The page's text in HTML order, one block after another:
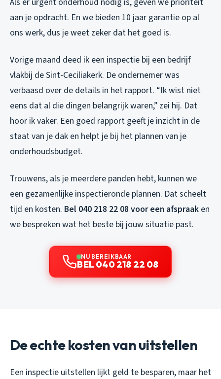
aan je opdracht. En we bieden 10 jaar garantie op al
ons werk, dus je weet zeker dat het goed is.
Vorige maand deed ik een inspectie bij een bedrijf
vlakbij de Sint-Ceciliakerk. De ondernemer was
verbaasd over de details in het rapport. “Ik wist niet
eens dat al die dingen belangrijk waren,” zei hij. Dat
hoor ik vaker. Een goed rapport geeft je inzicht in de
staat van je dak en helpt je bij het plannen van je
onderhoudsbudget.
Trouwens, als je meerdere panden hebt, kunnen we
een gezamenlijke inspectieronde plannen. Dat scheelt
tijd en kosten. Bel 040 218 22 08 voor een afspraak en
we bespreken wat het beste bij jouw situatie past.
NU BEREIKBAAR
BEL 040 218 22 08
De echte kosten van uitstellen
Een inspectie uitstellen lijkt geld te besparen, maar het